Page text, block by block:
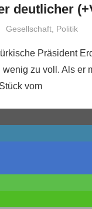
deutlicher
Niki Vogt
Gesellschaft Politik
Präsident
zu voll. Als er
vom